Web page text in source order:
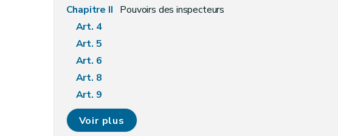
Chapitre II Pouvoirs des inspecteurs
Art. 4
Art. 5
Art. 6
Art. 8
Art. 9
Art. 10
Art. 7
Voir plus